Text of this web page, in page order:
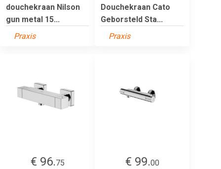
douchekraan Nilson
gun metal 15...
Praxis
Douchekraan Cato
Geborsteld Sta...
Praxis
€ 96.75
€ 99.00